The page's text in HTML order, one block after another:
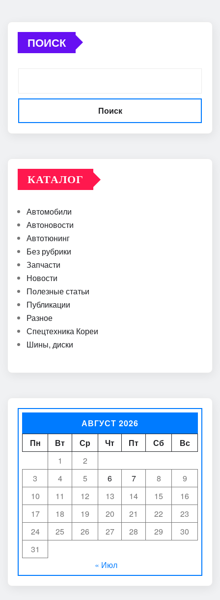
ПОИСК
Поиск
КАТАЛОГ
Автомобили
Автоновости
Автотюнинг
Без рубрики
Запчасти
Новости
Полезные статьи
Публикации
Разное
Спецтехника Кореи
Шины, диски
АВГУСТ 2026
Пн
Вт Ср Чт Пт Сб
Вс
1
2
3
4 5 6 7 8
9
10
11 12 13 14 15
16
17
18 19 20 21 22
23
24
25 26 27 28 29
30
31
« Июл